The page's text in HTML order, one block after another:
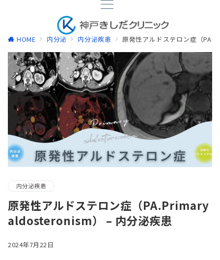
HOME 内分泌 内分泌疾患 原発性アルドステロン症（
内分泌疾患
原発性アルドステロン症（PA.Primary
aldosteronism） – 内分泌疾患
2024年7月22日